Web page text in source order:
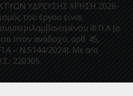
ΥΔΡΕΥΣΗΣ ΧΡΗΣΗ 2026-
του έργου είναι
Φ.Π.Α (ο
στον ανάδοχο, αρθ. 45,
– Ν.5144/2024). Με α/α
220305.